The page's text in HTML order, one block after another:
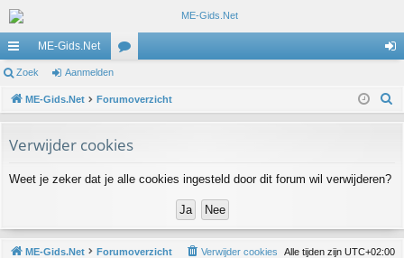
ne
lle
ks
ME-Gids.Net
u
s
m
n
Zoek Aanmelden
ME-Gids.Net Forumoverzicht
Verwijder cookies
Weet je zeker dat je alle cookies ingesteld door dit forum wil verwijderen?
ME-Gids.Net Forumoverzicht Alle tijden zijn UTC+02:00
Verwijder cookies